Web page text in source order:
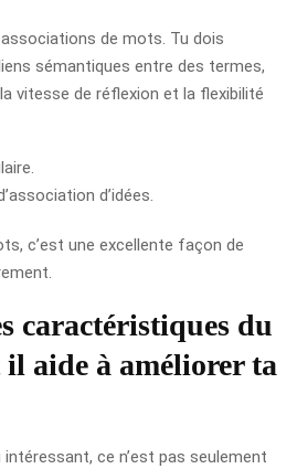
de mots. Tu dois
sémantiques entre des termes,
vitesse de réflexion et la flexibilité
d’idées.
c’est une excellente façon de
caractéristiques du
aide à améliorer ta
ce n’est pas seulement